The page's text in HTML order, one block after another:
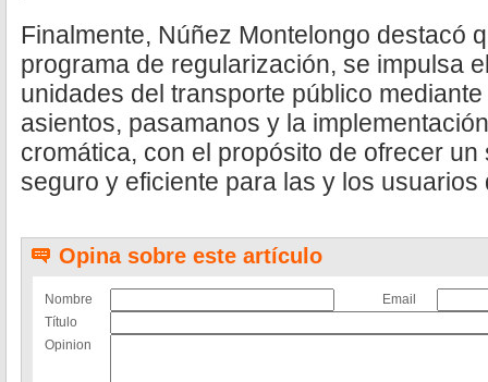
Finalmente, Núñez Montelongo destacó
programa de regularización, se impulsa
unidades del transporte público
asientos, pasamanos y la
cromática, con el propósito de ofrecer
seguro y eficiente para las y los usuarios
Opina sobre este artículo
Nombre
Email
Título
Opinion